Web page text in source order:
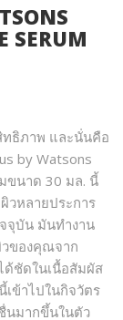
SERUM
ทธิภาพ และนั่นคือ
by Watsons
มขนาด 30 มล. นี้
วหลายประการ
จุบัน มันทำงาน
ของคุณจาก
ด้ชัดในเนื้อสัมผัส
ข้าไปในกิจวัตร
นมากขึ้นในตัว